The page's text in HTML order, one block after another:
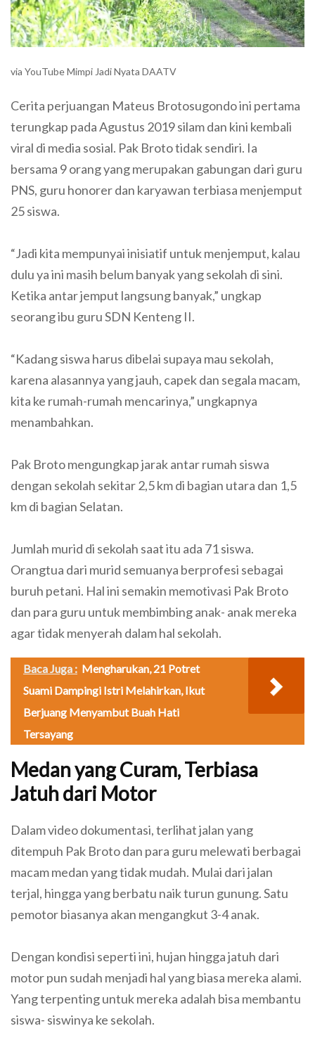
via YouTube Mimpi Jadi Nyata DAATV
Cerita perjuangan Mateus Brotosugondo ini pertama
terungkap pada Agustus 2019 silam dan kini kembali
viral di media sosial. Pak Broto tidak sendiri. Ia
bersama 9 orang yang merupakan gabungan dari guru
PNS, guru honorer dan karyawan terbiasa menjemput
25 siswa.
“Jadi kita mempunyai inisiatif untuk menjemput, kalau
dulu ya ini masih belum banyak yang sekolah di sini.
Ketika antar jemput langsung banyak,” ungkap
seorang ibu guru SDN Kenteng II.
“Kadang siswa harus dibelai supaya mau sekolah,
karena alasannya yang jauh, capek dan segala macam,
kita ke rumah-rumah mencarinya,” ungkapnya
menambahkan.
Pak Broto mengungkap jarak antar rumah siswa
dengan sekolah sekitar 2,5 km di bagian utara dan 1,5
km di bagian Selatan.
Jumlah murid di sekolah saat itu ada 71 siswa.
Orangtua dari murid semuanya berprofesi sebagai
buruh petani. Hal ini semakin memotivasi Pak Broto
dan para guru untuk membimbing anak- anak mereka
agar tidak menyerah dalam hal sekolah.
Baca Juga : Mengharukan, 21 Potret
Suami Dampingi Istri Melahirkan, Ikut
Berjuang Menyambut Buah Hati
Tersayang
Medan yang Curam, Terbiasa
Jatuh dari Motor
Dalam video dokumentasi, terlihat jalan yang
ditempuh Pak Broto dan para guru melewati berbagai
macam medan yang tidak mudah. Mulai dari jalan
terjal, hingga yang berbatu naik turun gunung. Satu
pemotor biasanya akan mengangkut 3-4 anak.
Dengan kondisi seperti ini, hujan hingga jatuh dari
motor pun sudah menjadi hal yang biasa mereka alami.
Yang terpenting untuk mereka adalah bisa membantu
siswa- siswinya ke sekolah.